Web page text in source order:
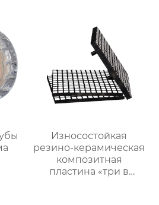
Износостойкая
резино-керамическая
композитная
пластина «три в